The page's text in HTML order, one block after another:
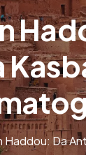
Haddou: Da